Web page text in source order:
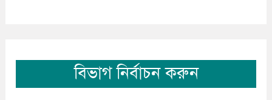
বিভাগ নির্বাচন করুন